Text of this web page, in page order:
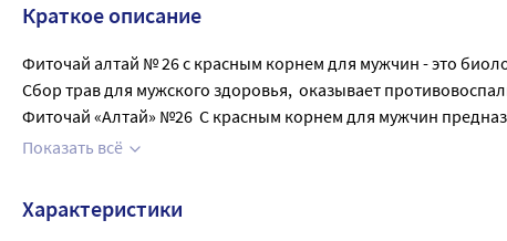
Краткое описание
Фиточай алтай № 26 с красным корнем для мужчин - это
Сбор трав для мужского здоровья,  оказывает
Фиточай «Алтай» №26  С красным корнем для мужчин
производится из экологически чистых растений,
во время еды. Продолжительность приема - 2-3 недели.
Показать всё
Характеристики